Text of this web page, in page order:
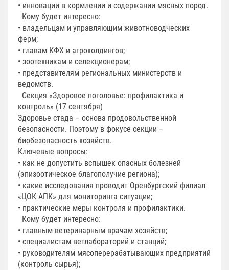
• инновации в кормлении и содержании мясных пород.
Кому будет интересно:
• владельцам и управляющим животноводческих
ферм;
• главам КФХ и агрохолдингов;
• зоотехникам и селекционерам;
• представителям региональных министерств и
ведомств.
Секция «Здоровое поголовье: профилактика и
контроль» (17 сентября)
Здоровье стада – основа продовольственной
безопасности. Поэтому в фокусе секции –
биобезопасность хозяйств.
Ключевые вопросы:
• как не допустить вспышек опасных болезней
(эпизоотическое благополучие региона);
• какие исследования проводит Оренбургский филиал
«ЦОК АПК» для мониторинга ситуации;
• практические меры контроля и профилактики.
Кому будет интересно:
• главным ветеринарным врачам хозяйств;
• специалистам ветлабораторий и станций;
• руководителям мясоперерабатывающих предприятий
(контроль сырья);